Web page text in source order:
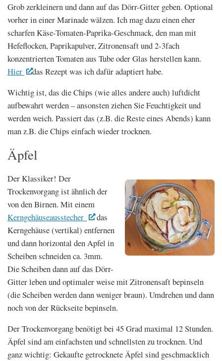
Grob zerkleinern und dann auf das Dörr-Gitter geben. Optional
vorher in einer Marinade wälzen. Ich mag dazu einen eher
scharfen Käse-Tomaten-Paprika-Geschmack, den man mit
Hefeflocken, Paprikapulver, Zitronensaft und 2-3fach
konzentrierten Tomaten aus Tube oder Glas herstellen kann.
Hier
das Rezept was ich dafür adaptiert habe.
Wichtig ist, das die Chips (wie alles andere auch) luftdicht
aufbewahrt werden – ansonsten ziehen Sie Feuchtigkeit und
werden weich. Passiert das (z.B. die Reste eines Abends) kann
man z.B. die Chips einfach wieder trocknen.
Äpfel
Der Klassiker! Der
Trockenvorgang ist ähnlich der
von den Birnen. Mit einem
Kerngehäuseausstecher
das
Kerngehäuse (vertikal) entfernen
und dann horizontal den Apfel in
Scheiben schneiden ca. 3mm.
Die Scheiben dann auf das Dörr-
Gitter leben und optimaler weise mit Zitronensaft bepinseln
(die Scheiben werden dann weniger braun). Umdrehen und dann
noch von der Rückseite bepinseln.
Der Trockenvorgang benötigt bei 45 Grad maximal 12 Stunden.
Äpfel sind am einfachsten und schnellsten zu trocknen. Und
ganz wichtig: Gekaufte getrocknete Äpfel sind geschmacklich